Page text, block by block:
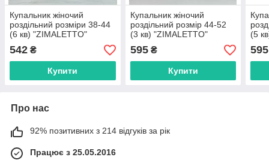
Купальник жіночий
роздільний розміри 38-44
(6 кв) "ZIMALETTO"
недорого від прямого
постачальника
542 ₴
Купити
Купальник жіночий
роздільний розмір 44-52
(3 кв) "ZIMALETTO"
недорого від прямого
постачальника
595₴
Купити
(5
595
Про нас
92% позитивних з 214 відгуків за рік
Працює з 25.05.2016